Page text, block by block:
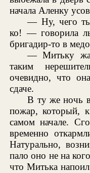
начала Аленку
— Ну, чего
ко! — говорила
бригадир-то в
— Митьку
таким
очевидно, что
сдаче.
В ту же ночь
пожар, который,
самом начале.
временно
Натурально,
пало оно не на
что Митька